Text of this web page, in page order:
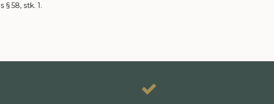
58, stk. 1.